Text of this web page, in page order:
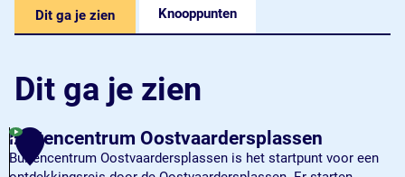
Dit ga je zien Knooppunten
Dit ga je zien
1
Buitencentrum Oostvaardersplassen
Buitencentrum Oostvaardersplassen is het startpunt voor een